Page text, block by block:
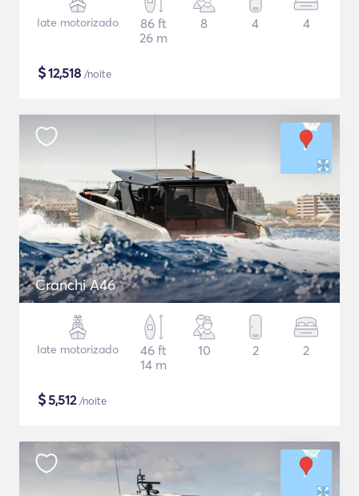
Iate motorizado
86 ft
26 m
8 4 4
$12,518 /noite
Cranchi A46
Iate motorizado
46 ft
14 m
10 2 2
$5,512/noite